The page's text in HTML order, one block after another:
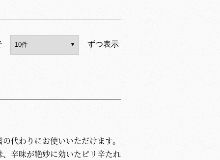
ずつ表示
代わりにお使いいただけます。
辛味が絶妙に効いたピリ辛たれ